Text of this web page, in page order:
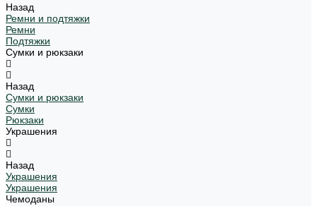
Назад
Ремни и подтяжки
Ремни
Подтяжки
Сумки и рюкзаки
Назад
Сумки и рюкзаки
Сумки
Рюкзаки
Украшения
Назад
Украшения
Украшения
Чемоданы